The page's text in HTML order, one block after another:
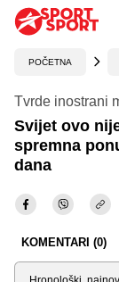
POČETNA
Tvrde inostrani
Svijet ovo
spremna
dana
KOMENTARI (0)
Sortiraj